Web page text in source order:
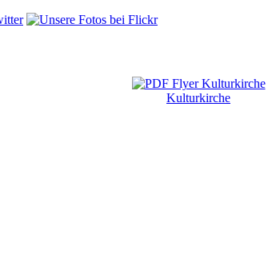
Kulturkirche